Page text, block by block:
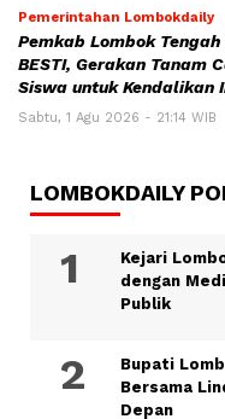
Pemerintahan Lombokdaily
Pemkab Lombok
BESTI, Gerakan Tanam
Siswa untuk Kendalikan
Sabtu, 1 Agu 2026 - 21:14 WIB
LOMBOKDAILY
Kejari
dengan
Publik
Bupati
Bersama
Depan